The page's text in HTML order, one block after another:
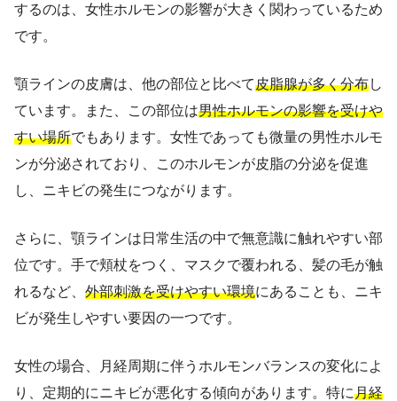
するのは、女性ホルモンの影響が大きく関わっているため
です。
顎ラインの皮膚は、他の部位と比べて皮脂腺が多く分布し
ています。また、この部位は男性ホルモンの影響を受けや
すい場所でもあります。女性であっても微量の男性ホルモ
ンが分泌されており、このホルモンが皮脂の分泌を促進
し、ニキビの発生につながります。
さらに、顎ラインは日常生活の中で無意識に触れやすい部
位です。手で頬杖をつく、マスクで覆われる、髪の毛が触
れるなど、 外部刺激を受けやすい環境にあることも、ニキ
ビが発生しやすい要因の一つです。
女性の場合、月経周期に伴うホルモンバランスの変化によ
り、定期的にニキビが悪化する傾向があります。特に月経